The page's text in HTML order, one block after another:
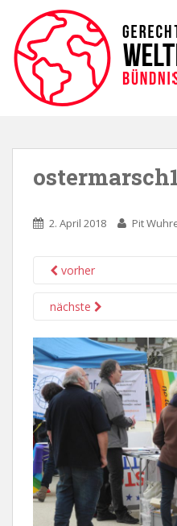
2. April 2018 Pit
vorher
nächste